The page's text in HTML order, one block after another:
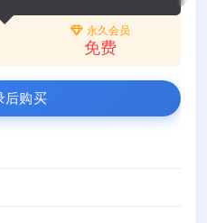
永久会员
免费
后购买